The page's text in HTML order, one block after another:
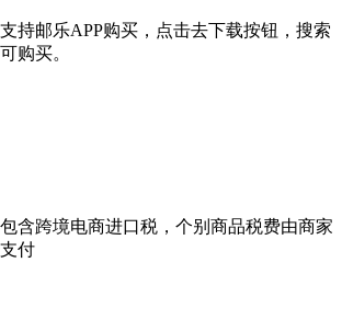
持邮乐APP购买，点击去下载按钮，搜索
购买。
含跨境电商进口税，个别商品税费由商家
付